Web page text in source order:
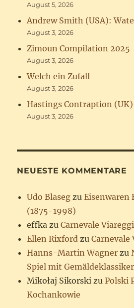
August 5, 2026
Andrew Smith (USA):
August 3, 2026
Zimoun Compilation 2025
August 3, 2026
Welch ein Zufall
August 3, 2026
Hastings Contraption (UK)
August 3, 2026
NEUESTE KOMMENTARE
Udo Blaseg zuEisenwaren
(1875-1998)
effka zuCarnevale
Ellen Rixford zuCarnevale
Hanns-Martin Wagner zu
Spiel mit
Mikołaj Sikorski zuPolski
Kochankowie